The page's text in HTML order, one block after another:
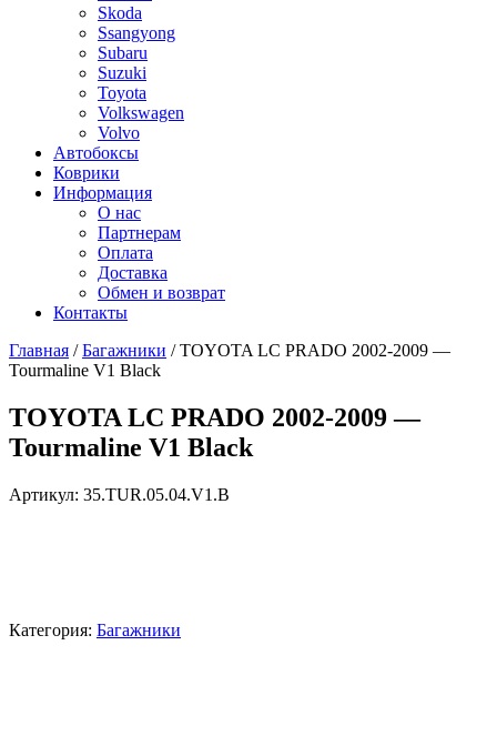
Skoda
Ssangyong
Subaru
Suzuki
Toyota
Volkswagen
Volvo
Автобоксы
Коврики
Информация
О нас
Партнерам
Оплата
Доставка
Обмен и возврат
Контакты
Главная /Багажники / TOYOTA LC PRADO 2002-2009 —
Tourmaline V1 Black
TOYOTA LC PRADO 2002-2009 —
Tourmaline V1 Black
Артикул: 35.TUR.05.04.V1.B
Категория: Багажники